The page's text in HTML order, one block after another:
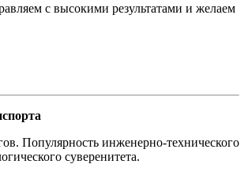
с высокими результатами и желаем
Популярность инженерно-технического
суверенитета.